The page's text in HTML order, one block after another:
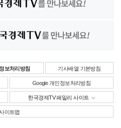
보처리방침 기사배열 기본방침
Google 개인정보처리방침
한국경제TV 패밀리 사이트
이트맵